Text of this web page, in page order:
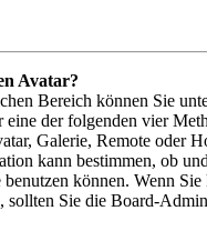
Avatar?
Bereich können Sie
eine der folgenden vier
Galerie, Remote oder
kann bestimmen, ob
können. Wenn
sollten Sie die Board-